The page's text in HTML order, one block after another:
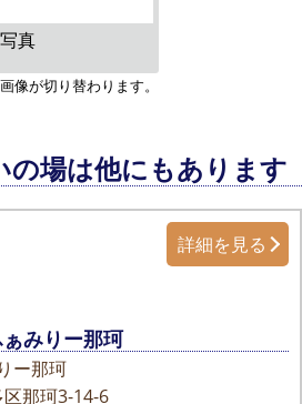
真
像が切り替わります。
の場は他にもあります
みりー那珂
ー那珂
那珂3-14-6
詳細を見る